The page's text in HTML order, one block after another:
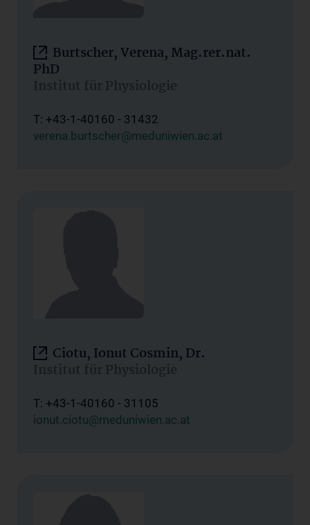
Burtscher, Verena, Mag.rer.nat.
PhD
Institut für Physiologie
T: +43-1-40160 - 31432
verena.burtscher@meduniwien.ac.at
Ciotu, Ionut Cosmin, Dr.
Institut für Physiologie
T: +43-1-40160 - 31105
ionut.ciotu@meduniwien.ac.at